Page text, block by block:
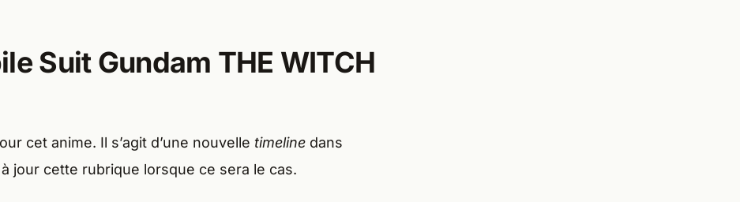
Suit Gundam THE WITCH
cet anime. Il s’agit d’une nouvelle timeline dans
jour cette rubrique lorsque ce sera le cas.